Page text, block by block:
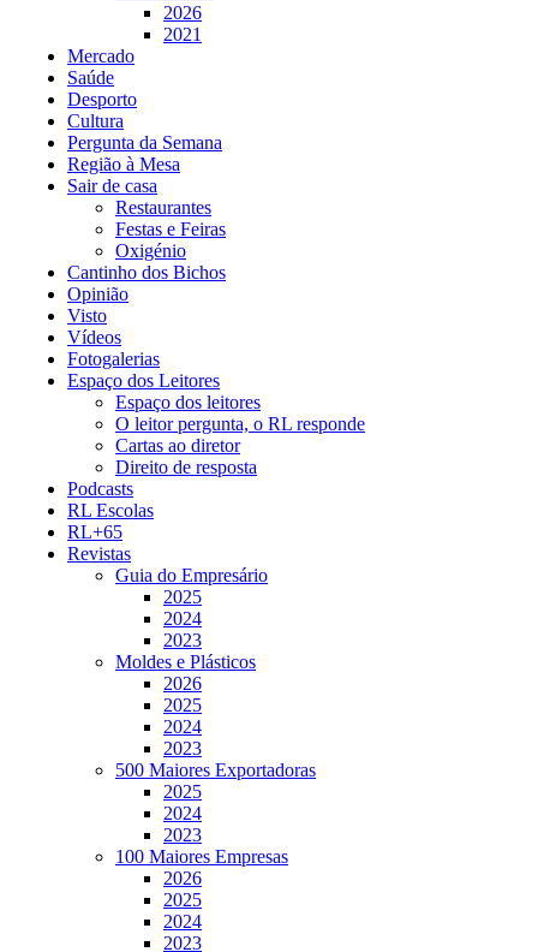
2026
2021
Mercado
Saúde
Desporto
Cultura
Pergunta da Semana
Região à Mesa
Sair de casa
Restaurantes
Festas e Feiras
Oxigénio
Cantinho dos Bichos
Opinião
Visto
Vídeos
Fotogalerias
Espaço dos Leitores
Espaço dos leitores
O leitor pergunta, o RL responde
Cartas ao diretor
Direito de resposta
Podcasts
RL Escolas
RL+65
Revistas
Guia do Empresário
2025
2024
2023
Moldes e Plásticos
2026
2025
2024
2023
500 Maiores Exportadoras
2025
2024
2023
100 Maiores Empresas
2026
2025
2024
2023